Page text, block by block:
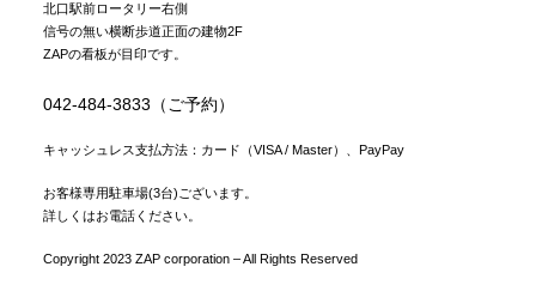
北口駅前ロータリー右側
信号の無い横断歩道正面の建物2F
ZAPの看板が目印です。
042-484-3833（ご予約）
キャッシュレス支払方法：カード（VISA / Master）、PayPay
お客様専用駐車場(3台)ございます。
詳しくはお電話ください。
Copyright 2023 ZAP corporation – All Rights Reserved